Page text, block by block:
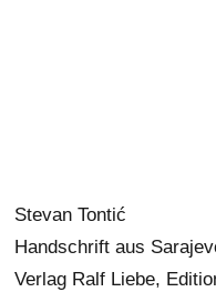
Stevan Tontić
Handschrift aus
Verlag Ralf Liebe,